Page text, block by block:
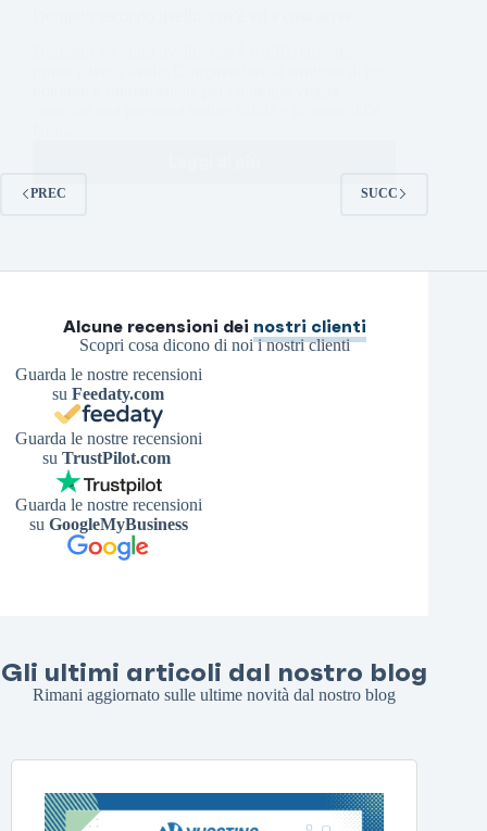
PREC SUCC
Alcune recensioni dei nostri clienti
Scopri cosa dicono di noi i nostri clienti
Guarda le nostre recensioni
suFeedaty.com
Guarda le nostre recensioni
su TrustPilot.com
Guarda le nostre recensioni
su GoogleMyBusiness
Gli ultimi articoli dal nostro blog
Rimani aggiornato sulle ultime novità dal nostro blog